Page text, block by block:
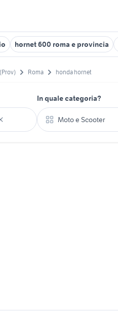
hornet 600 roma e provincia
Roma honda hornet
In quale categoria?
Moto e Scooter